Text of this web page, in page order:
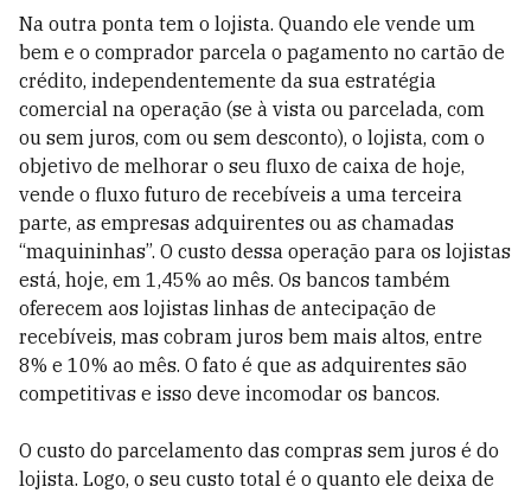
Na outra ponta tem o lojista. Quando ele vende um
bem e o comprador parcela o pagamento no cartão de
crédito, independentemente da sua estratégia
comercial na operação (se à vista ou parcelada, com
ou sem juros, com ou sem desconto), o lojista, com o
objetivo de melhorar o seu fluxo de caixa de hoje,
vende o fluxo futuro de recebíveis a uma terceira
parte, as empresas adquirentes ou as chamadas
“maquininhas”. O custo dessa operação para os lojistas
está, hoje, em 1,45% ao mês. Os bancos também
oferecem aos lojistas linhas de antecipação de
recebíveis, mas cobram juros bem mais altos, entre
8% e 10% ao mês. O fato é que as adquirentes são
competitivas e isso deve incomodar os bancos.
O custo do parcelamento das compras sem juros é do
lojista. Logo, o seu custo total é o quanto ele deixa de